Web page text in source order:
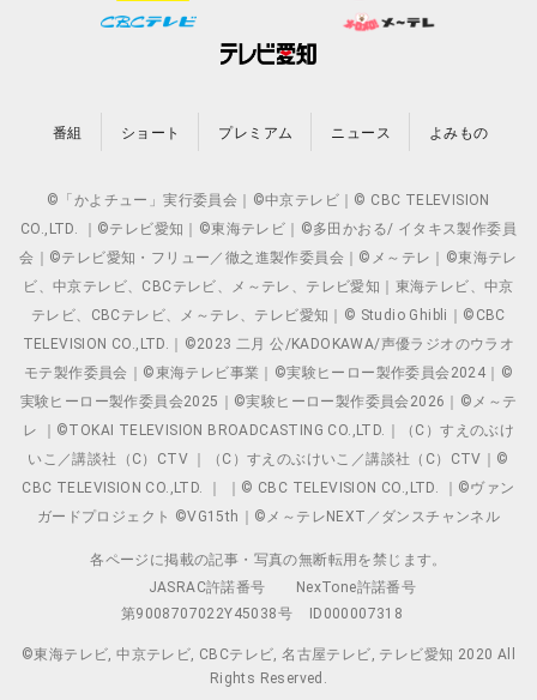
番組 ショート プレミアム ニュース よみもの
©「かよチュー」実行委員会｜©中京テレビ｜© CBC TELEVISION
CO.,LTD. ｜©テレビ愛知｜©東海テレビ｜©多田かおる/ イタキス製作委員
会｜©テレビ愛知・フリュー／徹之進製作委員会｜©メ～テレ｜©東海テレ
ビ、中京テレビ、CBCテレビ、メ～テレ、テレビ愛知｜東海テレビ、中京
テレビ、CBCテレビ、メ～テレ、テレビ愛知｜© Studio Ghibli｜©CBC
TELEVISION CO.,LTD.｜©2023 二月 公/KADOKAWA/声優ラジオのウラオ
モテ製作委員会｜©東海テレビ事業｜©実験ヒーロー製作委員会2024｜©
実験ヒーロー製作委員会2025｜©実験ヒーロー製作委員会2026｜©メ～テ
レ ｜©TOKAI TELEVISION BROADCASTING CO.,LTD.｜（C）すえのぶけ
いこ／講談社（C）CTV ｜（C）すえのぶけいこ／講談社（C）CTV｜©
CBC TELEVISION CO.,LTD. ｜ ｜© CBC TELEVISION CO.,LTD. ｜©ヴァン
ガードプロジェクト ©VG15th｜©メ～テレNEXT／ダンスチャンネル
各ページに掲載の記事・写真の無断転用を禁じます。
JASRAC許諾番号
NexTone許諾番号
第9008707022Y45038号
ID000007318
©東海テレビ, 中京テレビ, CBCテレビ, 名古屋テレビ, テレビ愛知 2020 All
Rights Reserved.